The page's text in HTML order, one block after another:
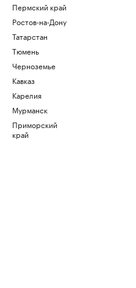
Пермский край
Ростов-на-Дону
Татарстан
Тюмень
Черноземье
Кавказ
Карелия
Мурманск
Приморский
край